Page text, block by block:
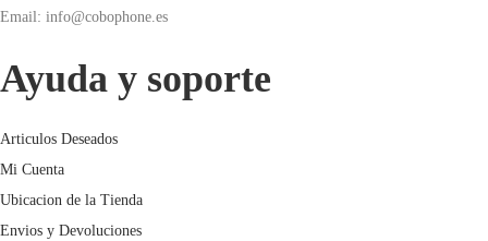
Email: info@cobophone.es
Ayuda y soporte
Articulos Deseados
Mi Cuenta
Ubicacion de la Tienda
Envios y Devoluciones